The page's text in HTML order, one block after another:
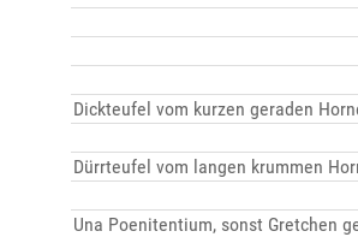
Dickteufel vom kurzen geraden
Dürrteufel vom langen krummen
Una Poenitentium, sonst Gretchen